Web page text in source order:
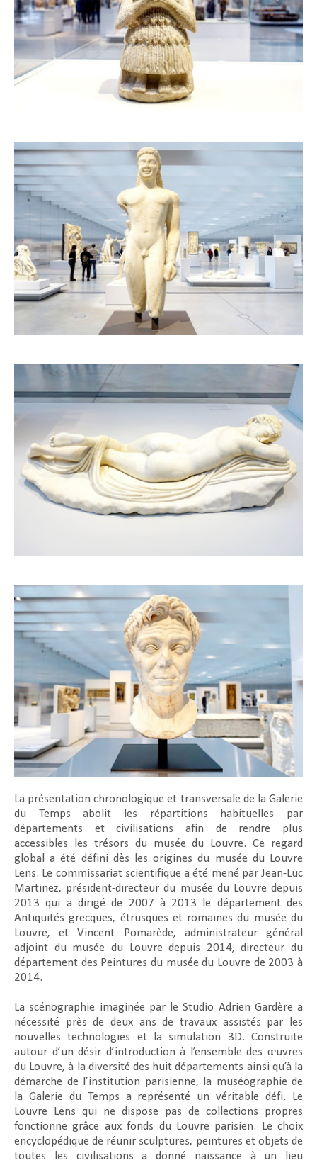
La présentation chronologique et transversale de la Galerie
du Temps abolit les répartitions habituelles par
départements et civilisations afin de rendre plus
accessibles les trésors du musée du Louvre. Ce regard
global a été défini dès les origines du musée du Louvre
Lens. Le commissariat scientifique a été mené par Jean-Luc
Martinez, président-directeur du musée du Louvre depuis
2013 qui a dirigé de 2007 à 2013 le département des
Antiquités grecques, étrusques et romaines du musée du
Louvre, et Vincent Pomarède, administrateur général
adjoint du musée du Louvre depuis 2014, directeur du
département des Peintures du musée du Louvre de 2003 à
2014.
La scénographie imaginée par le Studio Adrien Gardère a
nécessité près de deux ans de travaux assistés par les
nouvelles technologies et la simulation 3D. Construite
autour d’un désir d’introduction à l’ensemble des œuvres
du Louvre, à la diversité des huit départements ainsi qu’à la
démarche de l’institution parisienne, la muséographie de
la Galerie du Temps a représenté un véritable défi. Le
Louvre Lens qui ne dispose pas de collections propres
fonctionne grâce aux fonds du Louvre parisien. Le choix
encyclopédique de réunir sculptures, peintures et objets de
toutes les civilisations a donné naissance à un lieu